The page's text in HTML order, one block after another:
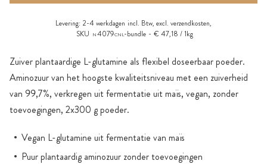
Zuiver plantaardige L-glutamine als flexibel doseerbaar poeder.
Aminozuur van het hoogste kwaliteitsniveau met een zuiverheid
van 99,7%, verkregen uit fermentatie uit maïs, vegan, zonder
toevoegingen, 2x300 g poeder.
Vegan L-glutamine uit fermentatie van maïs
Puur plantaardig aminozuur zonder toevoegingen
Levering: 2-4 werkdagen incl. Btw, excl. verzendkosten,
SKU
N4079CNL-bundle € 47,18 / 1kg